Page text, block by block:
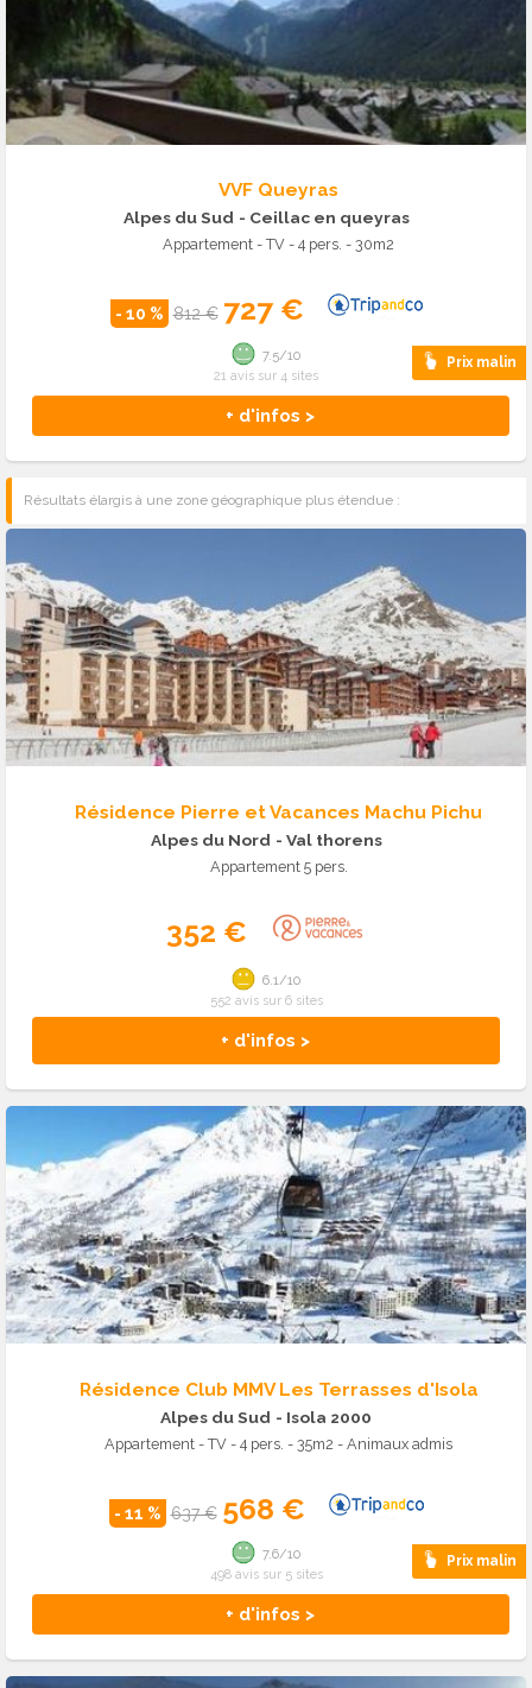
VVF Queyras
Alpes du Sud - Ceillac en queyras
Appartement - TV - 4 pers. - 30m2
- 10 % 812 € 727 €
Prix malin
+ d'infos >
7.5/10
21 avis sur 4 sites
Résultats élargis à une zone géographique plus étendue :
Résidence Pierre et Vacances Machu Pichu
Alpes du Nord - Val thorens
Appartement 5 pers.
352 €
+ d'infos >
6.1/10
552 avis sur 6 sites
Résidence Club MMV Les Terrasses d'Isola
Alpes du Sud - Isola 2000
Appartement - TV - 4 pers. - 35m2 - Animaux admis
- 11 % 637 € 568 €
Prix malin
+ d'infos >
7.6/10
498 avis sur 5 sites